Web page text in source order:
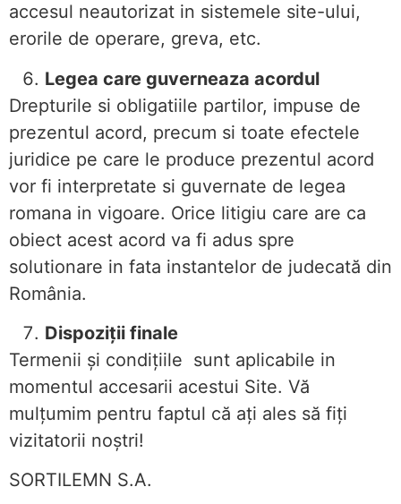
accesul neautorizat in sistemele site-ului,
erorile de operare, greva, etc.
Legea care guverneaza acordul
Drepturile si obligatiile partilor, impuse de
prezentul acord, precum si toate efectele
juridice pe care le produce prezentul acord
vor fi interpretate si guvernate de legea
romana in vigoare. Orice litigiu care are ca
obiect acest acord va fi adus spre
solutionare in fata instantelor de judecată din
România.
Dispoziții finale
Termenii și condițiile sunt aplicabile in
momentul accesarii acestui Site. Vă
mulțumim pentru faptul că ați ales să fiți
vizitatorii noștri!
SORTILEMN S.A.